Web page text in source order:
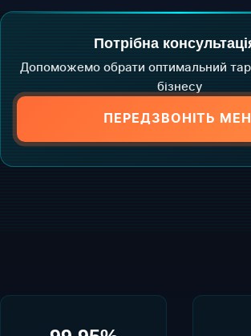
Потрібна
Допоможемо обрати оптимальний
бізнесу
ПЕРЕДЗВОНІТЬ МЕНІ